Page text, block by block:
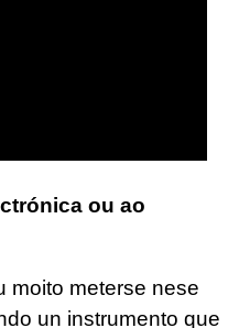
ou ao
moito meterse nese
un instrumento que